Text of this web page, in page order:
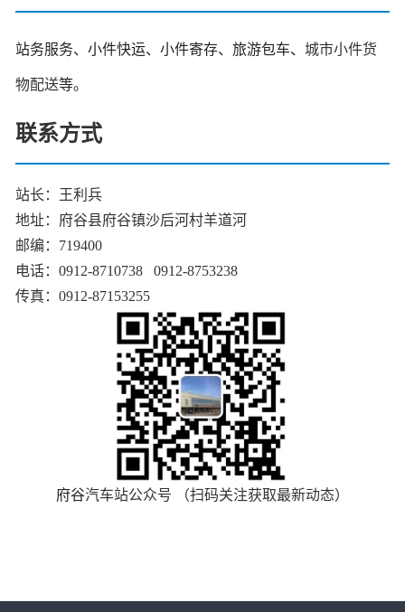
站务服务、小件快运、小件寄存、旅游包车、城市小件货
物配送等。
联系方式
站长：王利兵
地址：府谷县府谷镇沙后河村羊道河
邮编：719400
电话：0912-8710738 0912-8753238
传真：0912-87153255
府谷汽车站公众号 （扫码关注获取最新动态）